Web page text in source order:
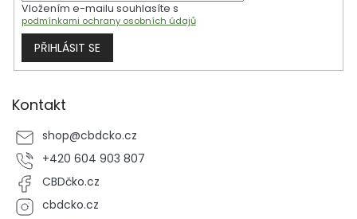
Vložením e-mailu souhlasíte s
podmínkami ochrany osobních údajů
PŘIHLÁSIT SE
Kontakt
shop@cbdcko.cz
+420 604 903 807
CBDčko.cz
cbdcko.cz